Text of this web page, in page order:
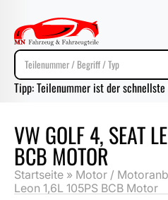
Tipp: Teilenummer ist der schnellste
VW GOLF 4, SEAT
BCB MOTOR
Startseite » Motor /
Leon 1,6L 105PS BCB Motor